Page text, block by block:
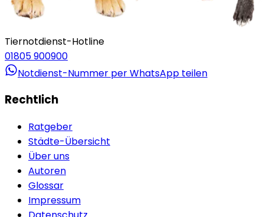
Tiernotdienst-Hotline
01805 900900
Notdienst-Nummer per WhatsApp teilen
Rechtlich
Ratgeber
Städte-Übersicht
Über uns
Autoren
Glossar
Impressum